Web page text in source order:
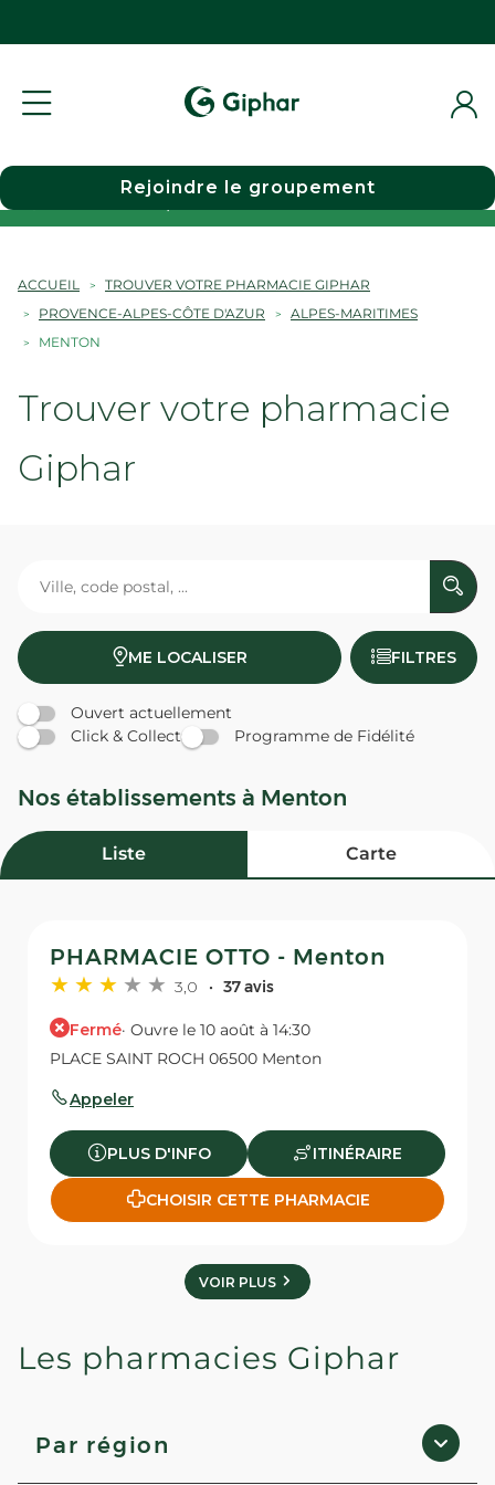
Choisir une pharmacie
Rejoindre le groupement
ACCUEIL
TROUVER VOTRE PHARMACIE GIPHAR
PROVENCE-ALPES-CÔTE D'AZUR
ALPES-MARITIMES
MENTON
Trouver votre pharmacie
Giphar
ME LOCALISER FILTRES
Ouvert actuellement
Click & Collect
Programme de Fidélité
Nos établissements à Menton
Liste Carte
PHARMACIE OTTO - Menton
3,0 37 avis
Fermé· Ouvre le 10 août à 14:30
PLACE SAINT ROCH 06500 Menton
Appeler
PLUS D'INFO ITINÉRAIRE
CHOISIR CETTE PHARMACIE
VOIR PLUS
Les pharmacies Giphar
Par région